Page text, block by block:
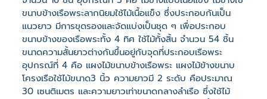
ขนาบข้างเรือพระลากนิยมใช้ไม้เนื้อแข็ง ซึ่งประกอบกันเป็น
แนวยาว มีการขุดรองและจัดแบ่งเป็นชุด ๆ เพื่อประกอบ
ขนาบข้างของเรือพระทั้ง 4 ทิศ ใช้ไม้ทั้งสิ้น จำนวน 54 ชิ้น
ขนาดความสั้นยาวต่างกันขึ้นอยู่กับจุดที่ประกอบเรือพระ
อุปกรณ์ที่ 4 คือ แผงไม้ขนาบข้างเรือพระ แผงไม้ข้างขนาบ
โครงเรือใช้ไม้ขนาด3 นิ้ว ความยาวมี 2 ระดับ คือประมาณ
30 เซนติเมตร และความยาวเท่าขนาดกลางลำเรือ ซึ่งใช้ไม้